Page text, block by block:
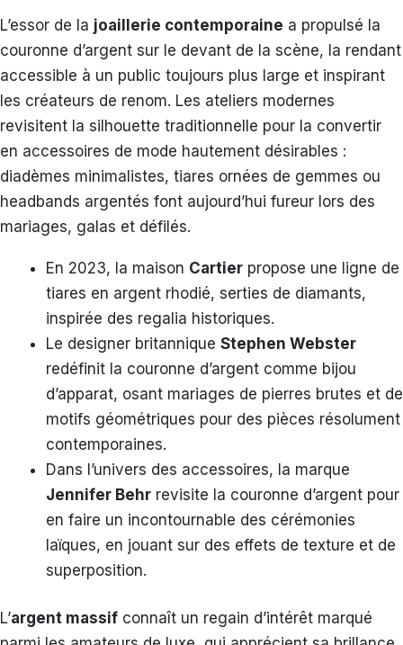
L’essor de la joaillerie contemporaine a propulsé la
couronne d’argent sur le devant de la scène, la rendant
accessible à un public toujours plus large et inspirant
les créateurs de renom. Les ateliers modernes
revisitent la silhouette traditionnelle pour la convertir
en accessoires de mode hautement désirables :
diadèmes minimalistes, tiares ornées de gemmes ou
headbands argentés font aujourd’hui fureur lors des
mariages, galas et défilés.
En 2023, la maison Cartier propose une ligne de
tiares en argent rhodié, serties de diamants,
inspirée des regalia historiques.
Le designer britannique Stephen Webster
redéfinit la couronne d’argent comme bijou
d’apparat, osant mariages de pierres brutes et de
motifs géométriques pour des pièces résolument
contemporaines.
Dans l’univers des accessoires, la marque
Jennifer Behr revisite la couronne d’argent pour
en faire un incontournable des cérémonies
laïques, en jouant sur des effets de texture et de
superposition.
L’argent massif connaît un regain d’intérêt marqué